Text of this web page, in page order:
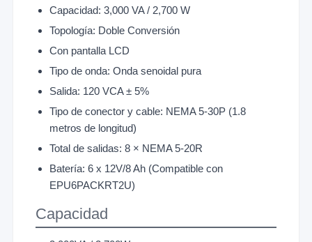
Capacidad: 3,000 VA / 2,700 W
Topología: Doble Conversión
Con pantalla LCD
Tipo de onda: Onda senoidal pura
Salida: 120 VCA ± 5%
Tipo de conector y cable: NEMA 5-30P (1.8
metros de longitud)
Total de salidas: 8 × NEMA 5-20R
Batería: 6 x 12V/8 Ah (Compatible con
EPU6PACKRT2U)
Capacidad